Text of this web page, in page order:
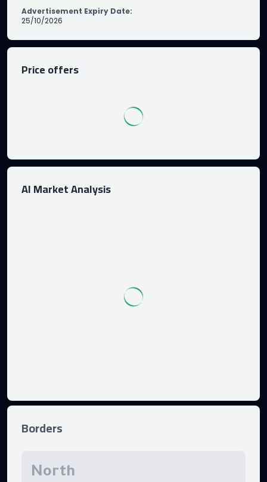
Advertisement Expiry Date:
25/10/2026
Price offers
AI Market Analysis
Borders
North